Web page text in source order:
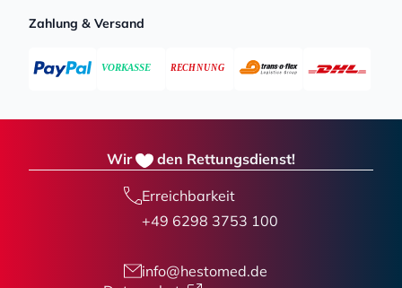
Zahlung & Versand
Wir den Rettungsdienst!
Erreichbarkeit
+49 6298 3753 100
info@hestomed.de